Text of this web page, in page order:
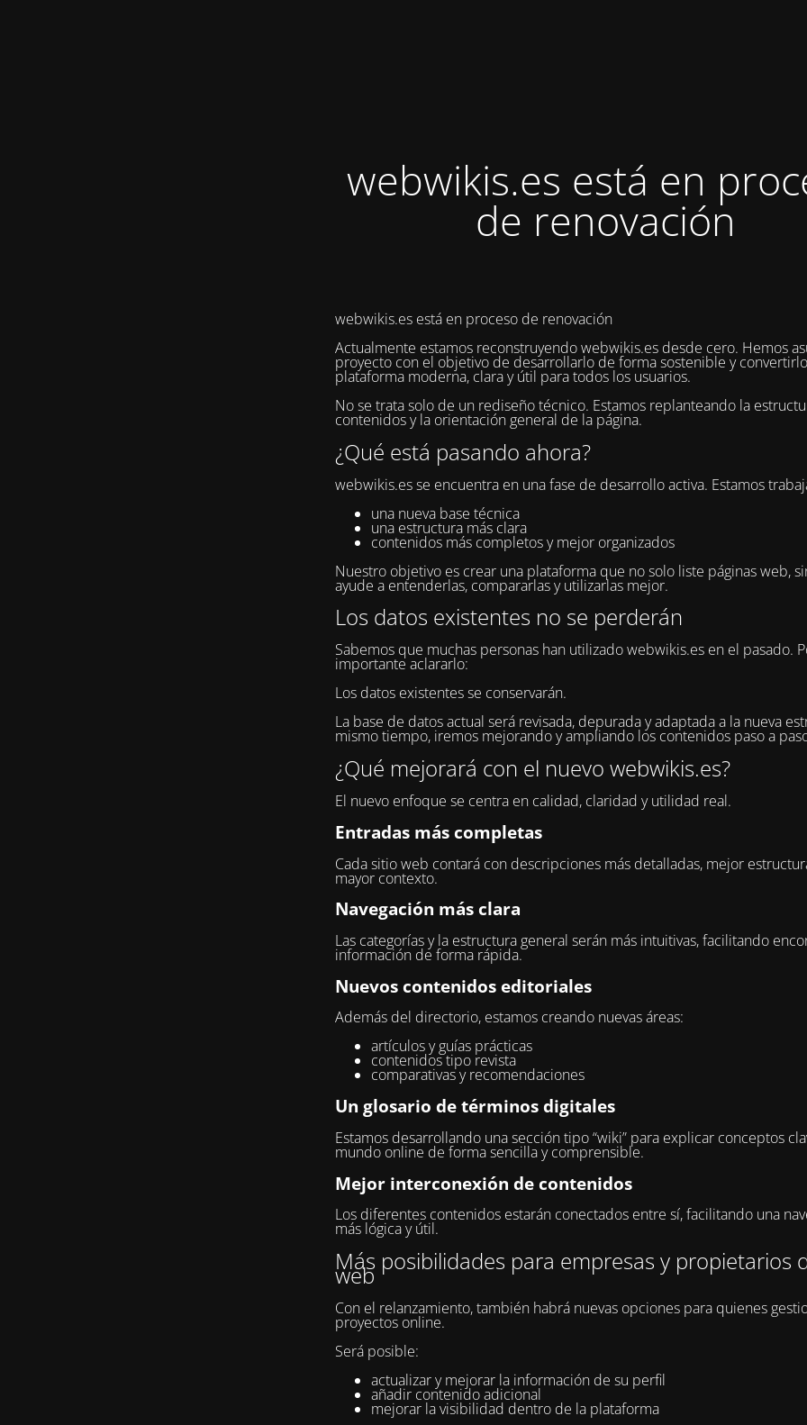
webwikis.es está en
de renovación
webwikis.es está en proceso de renovación
Actualmente estamos reconstruyendo webwikis.es desde cero. Hemos
proyecto con el objetivo de desarrollarlo de forma sostenible y
plataforma moderna, clara y útil para todos los usuarios.
No se trata solo de un rediseño técnico. Estamos replanteando la
contenidos y la orientación general de la página.
¿Qué está pasando ahora?
webwikis.es se encuentra en una fase de desarrollo activa. Estamos
una nueva base técnica
una estructura más clara
contenidos más completos y mejor organizados
Nuestro objetivo es crear una plataforma que no solo liste páginas web,
ayude a entenderlas, compararlas y utilizarlas mejor.
Los datos existentes no se perderán
Sabemos que muchas personas han utilizado webwikis.es en el pasado.
importante aclararlo:
Los datos existentes se conservarán.
La base de datos actual será revisada, depurada y adaptada a la nueva
mismo tiempo, iremos mejorando y ampliando los contenidos paso a
¿Qué mejorará con el nuevo webwikis.es?
El nuevo enfoque se centra en calidad, claridad y utilidad real.
Entradas más completas
Cada sitio web contará con descripciones más detalladas, mejor
mayor contexto.
Navegación más clara
Las categorías y la estructura general serán más intuitivas, facilitando
información de forma rápida.
Nuevos contenidos editoriales
Además del directorio, estamos creando nuevas áreas:
artículos y guías prácticas
contenidos tipo revista
comparativas y recomendaciones
Un glosario de términos digitales
Estamos desarrollando una sección tipo “wiki” para explicar conceptos
mundo online de forma sencilla y comprensible.
Mejor interconexión de contenidos
Los diferentes contenidos estarán conectados entre sí, facilitando una
más lógica y útil.
Más posibilidades para empresas y propietarios
web
Con el relanzamiento, también habrá nuevas opciones para quienes
proyectos online.
Será posible:
actualizar y mejorar la información de su perfil
añadir contenido adicional
mejorar la visibilidad dentro de la plataforma